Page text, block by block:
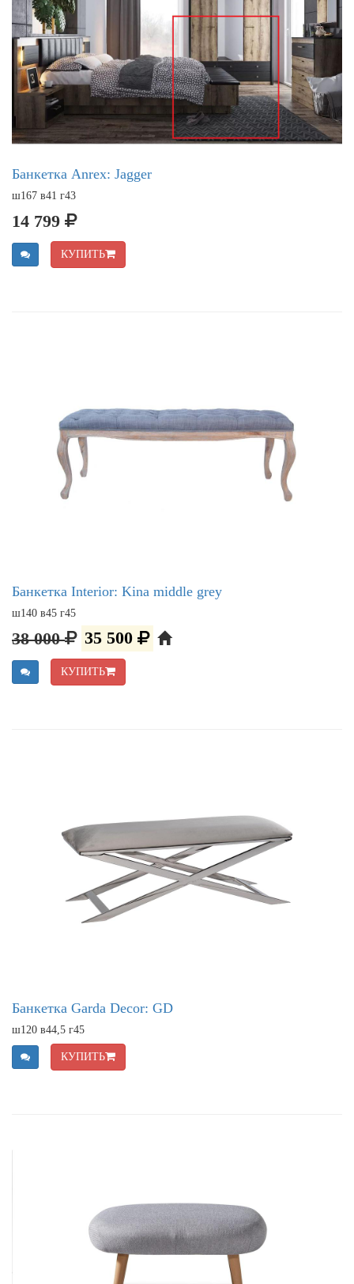
Банкетка Anrex: Jagger
ш167 в41 г43
14 799
КУПИТЬ
Банкетка Interior: Kina middle grey
ш140 в45 г45
38 000 35 500
КУПИТЬ
Банкетка Garda Decor: GD
ш120 в44,5 г45
КУПИТЬ